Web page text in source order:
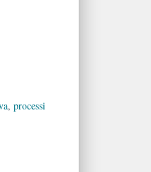
, processi